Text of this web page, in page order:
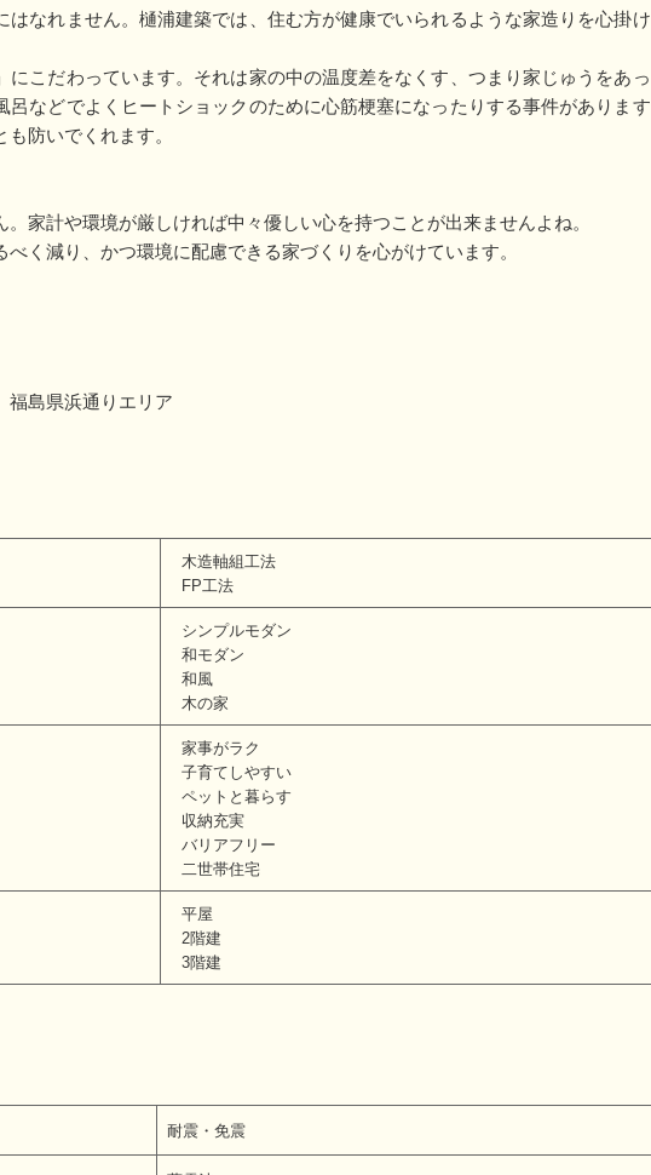
はなれません。樋浦建築では、住む方が健康でいられるような家造りを心掛け
にこだわっています。それは家の中の温度差をなくす、つまり家じゅうをあっ
呂などでよくヒートショックのために心筋梗塞になったりする事件があります
防いでくれます。
家計や環境が厳しければ中々優しい心を持つことが出来ませんよね。
く減り、かつ環境に配慮できる家づくりを心がけています。
福島県浜通りエリア
木造軸組工法
FP工法
シンプルモダン
和モダン
和風
木の家
家事がラク
子育てしやすい
ペットと暮らす
収納充実
バリアフリー
二世帯住宅
平屋
2階建
3階建
耐震・免震